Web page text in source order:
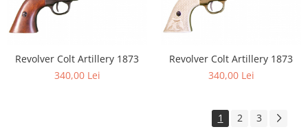
Revolver Colt Artillery 1873
340,00 Lei
Revolver Colt Artillery 1873
340,00 Lei
1 2 3